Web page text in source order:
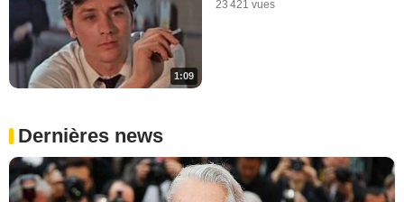
1:09
23 421 vues
Dernières news